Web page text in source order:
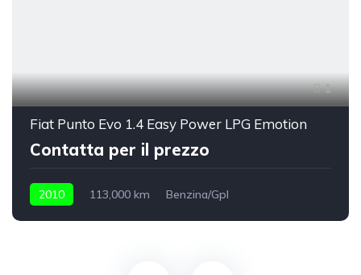
1
Fiat Punto Evo 1.4 Easy Power LPG Emotion
Contatta per il prezzo
2010 113,000 km Benzina/Gpl